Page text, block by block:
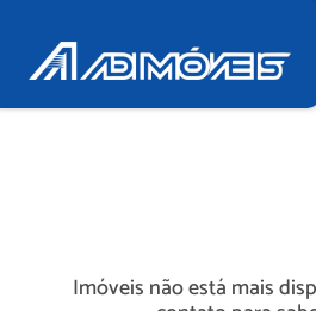
Imóveis não está mais